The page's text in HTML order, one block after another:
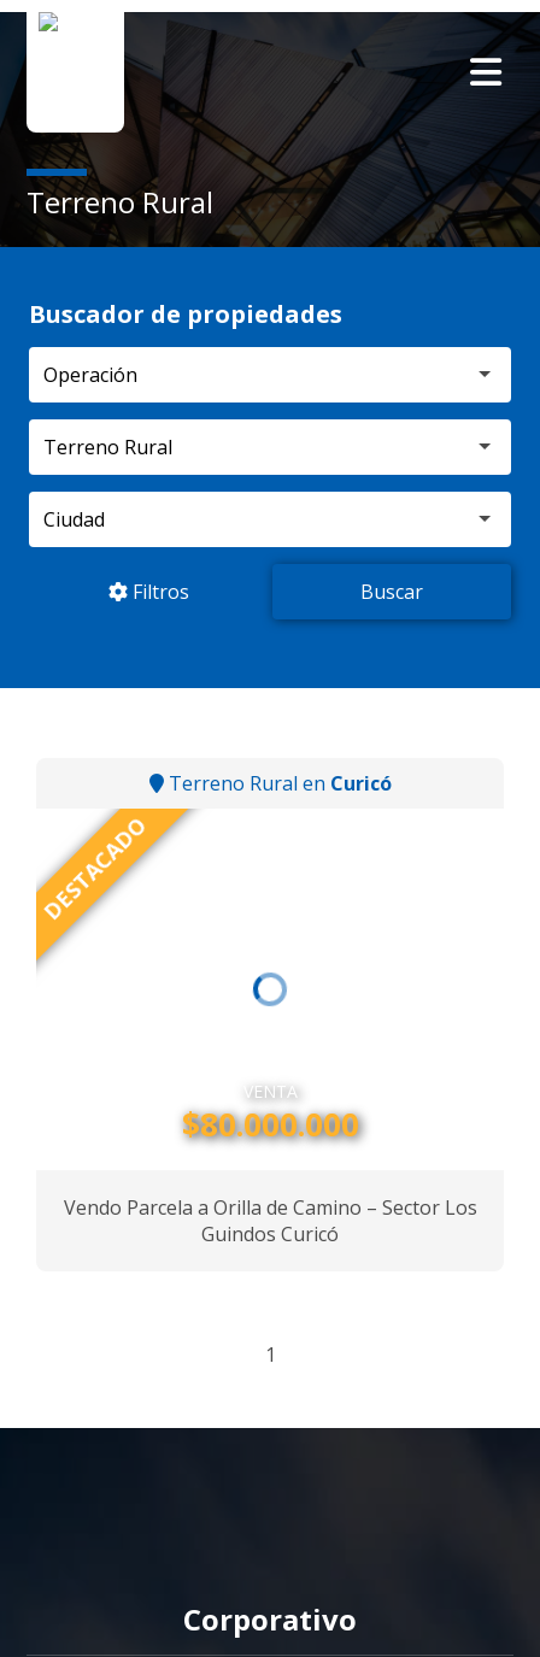
Terreno Rural
Buscador de propiedades
Terreno Rural
Filtros
Terreno Rural en Curicó
VENTA
$80.000.000
DESTACADO
Vendo Parcela a Orilla de Camino – Sector Los
Guindos Curicó
1
Corporativo